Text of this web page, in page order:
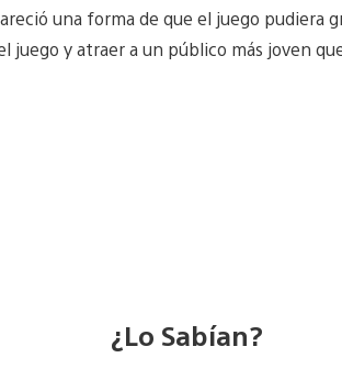
una forma de que el juego
juego y atraer a un público más joven
¿Lo Sabían?